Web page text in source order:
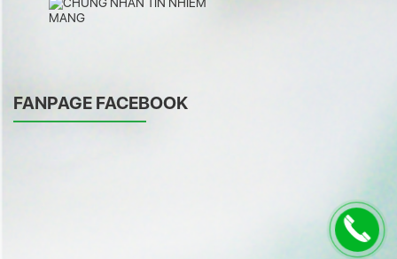
FANPAGE FACEBOOK